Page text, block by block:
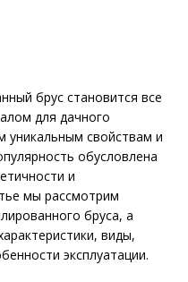
брус становится все
для дачного
уникальным свойствам и
обусловлена
и
мы рассмотрим
бруса, а
виды,
эксплуатации.